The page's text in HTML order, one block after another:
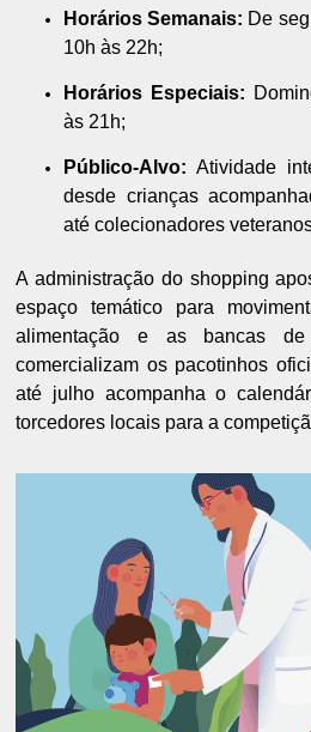
Horários Semanais: De
10h às 22h;
Horários Especiais:
às 21h;
Público-Alvo: Atividade
desde crianças
até colecionadores
A administração do shopping
espaço temático para
alimentação e as bancas
comercializam os pacotinhos
até julho acompanha o
torcedores locais para a